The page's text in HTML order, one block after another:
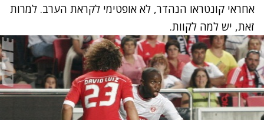
אחראי קונטראו הנהדר, לא אופטימי לקראת הערב. למרות
זאת, יש למה לקוות.